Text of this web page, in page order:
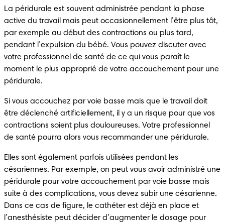
La péridurale est souvent administrée pendant la phase
active du travail mais peut occasionnellement l’être plus tôt,
par exemple au début des contractions ou plus tard,
pendant l’expulsion du bébé. Vous pouvez discuter avec
votre professionnel de santé de ce qui vous paraît le
moment le plus approprié de votre accouchement pour une
Si vous accouchez par voie basse mais que le travail doit
être déclenché artificiellement, il y a un risque pour que vos
contractions soient plus douloureuses. Votre professionnel
Elles sont également parfois utilisées pendant les
césariennes. Par exemple, on peut vous avoir administré une
péridurale pour votre accouchement par voie basse mais
suite à des complications, vous devez subir une césarienne.
Dans ce cas de figure, le cathéter est déjà en place et
l’anesthésiste peut décider d’augmenter le dosage pour